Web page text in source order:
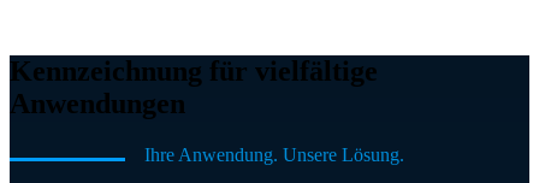
Kennzeichnung für vielfältige
Anwendungen
Ihre Anwendung. Unsere Lösung.